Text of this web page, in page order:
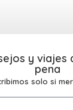
y viajes
pena
solo si